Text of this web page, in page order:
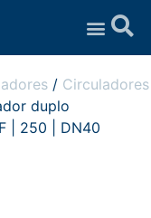
/ Circuladores
duplo
| 250 | DN40